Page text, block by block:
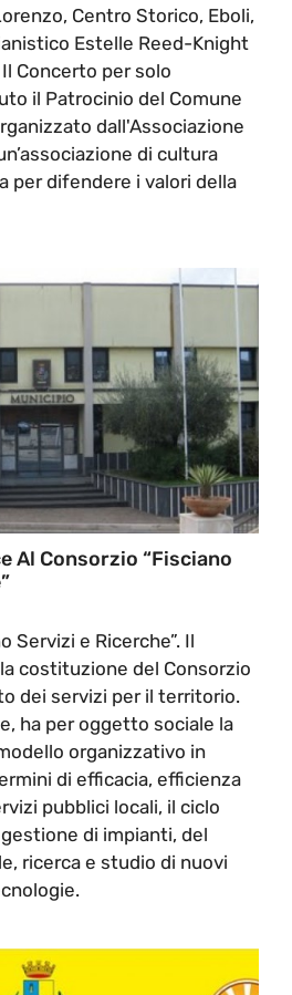
Centro Storico, Eboli,
Estelle Reed-Knight
Concerto per solo
il Patrocinio del Comune
dall'Associazione
di cultura
per difendere i valori della
Al Consorzio “Fisciano
Servizi e Ricerche”. Il
costituzione del Consorzio
dei servizi per il territorio.
ha per oggetto sociale la
organizzativo in
di efficacia, efficienza
pubblici locali, il ciclo
di impianti, del
ricerca e studio di nuovi